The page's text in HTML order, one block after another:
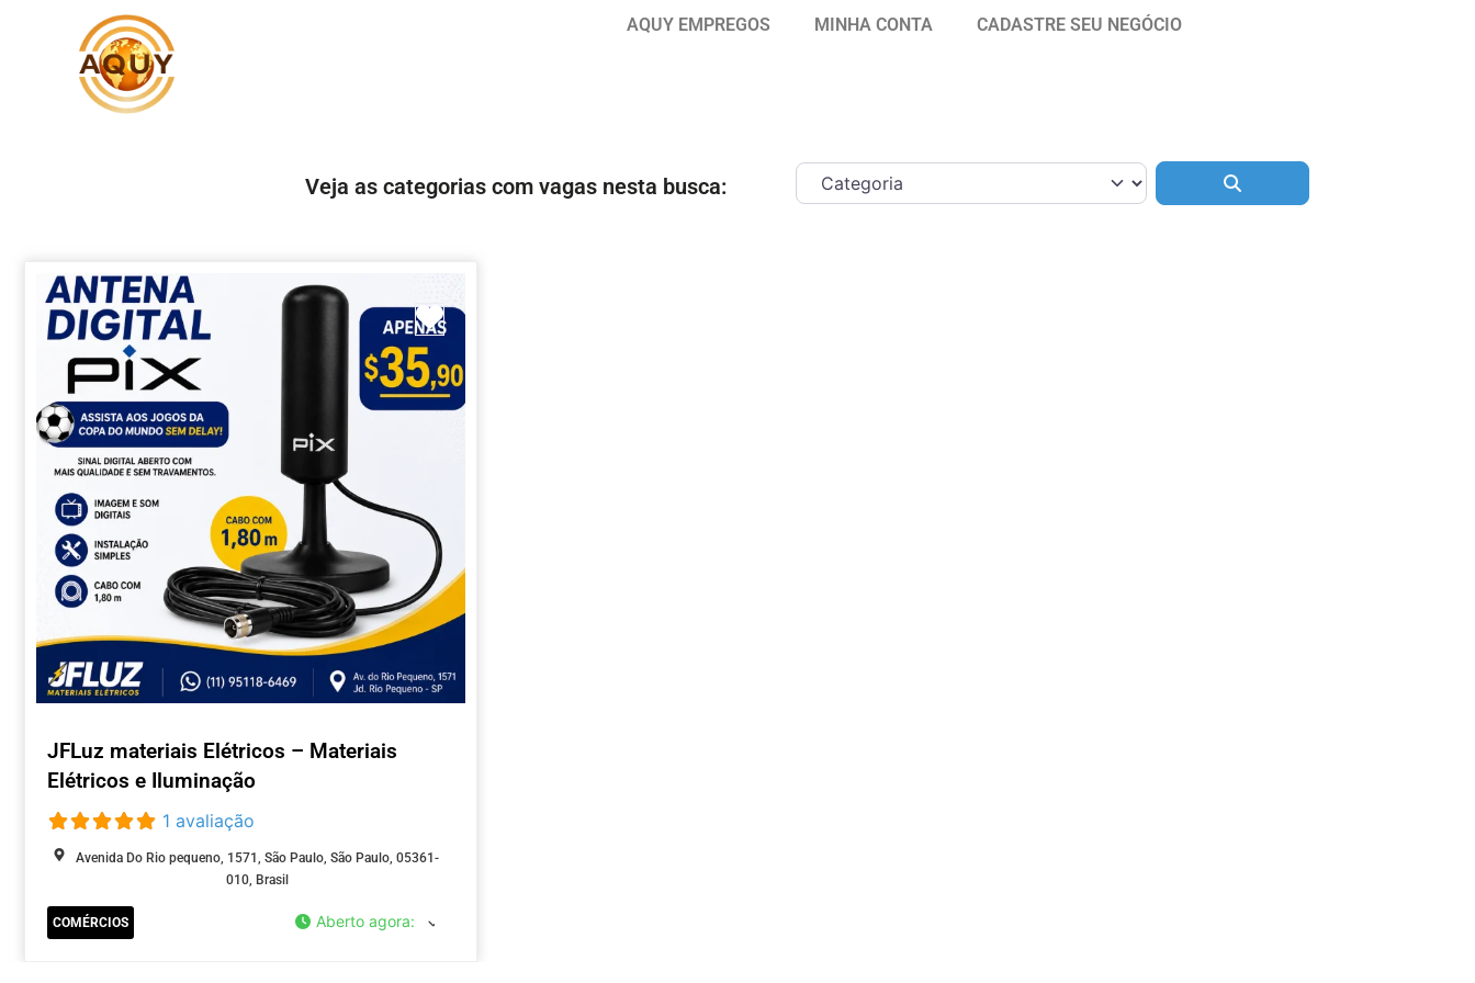
AQUY EMPREGOS MINHA CONTA CADASTRE SEU NEGÓCIO
Veja as categorias com vagas nesta busca:
Marcar como Favorito
JFLuz materiais Elétricos – Materiais
Elétricos e Iluminação
1 avaliação
Avenida Do Rio pequeno, 1571, São Paulo, São Paulo, 05361-
010, Brasil
COMÉRCIOS Aberto agora: